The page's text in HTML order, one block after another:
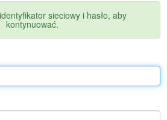
sieciowy i hasło, aby
kontynuować.